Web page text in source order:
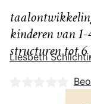
kinderen van
structuren tot
Liesbeth
Nog geen